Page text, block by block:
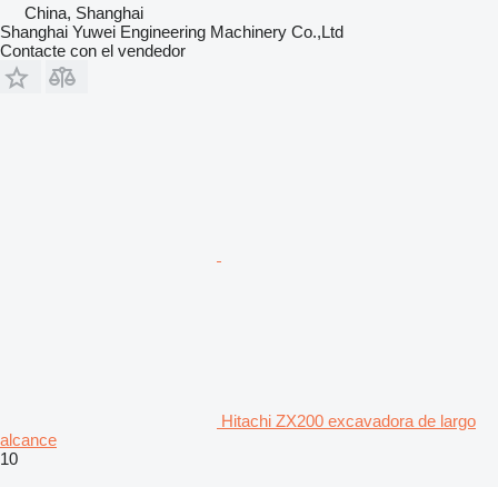
China, Shanghai
Shanghai Yuwei Engineering Machinery Co.,Ltd
Contacte con el vendedor
Hitachi ZX200 excavadora de largo
alcance
10